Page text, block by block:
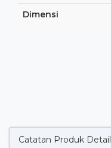
Dimensi
Catatan Produk Detail